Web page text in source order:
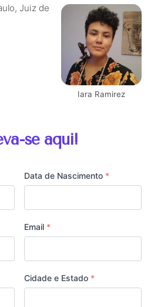
Iara Ramirez
Juiz de
se aqui!
Data de Nascimento *
Email *
Cidade e Estado *